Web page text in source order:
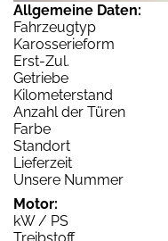
Allgemeine Daten:
Fahrzeugtyp
Karosserieform
Erst-Zul.
Getriebe
Kilometerstand
Anzahl der Türen
Farbe
Standort
Lieferzeit
Unsere Nummer
Motor:
kW / PS
Treibstoff